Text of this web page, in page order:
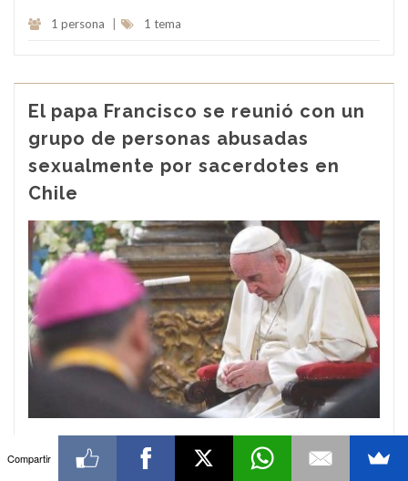
1 persona 1 tema
El papa Francisco se reunió con un
grupo de personas abusadas
sexualmente por sacerdotes en
Chile
Un comunicado del Vaticano reveló que las víctimas "han
podido contar sus sufrimientos al Papa, que les ha
Compartir